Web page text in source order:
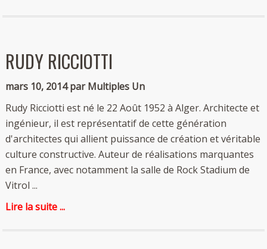
RUDY RICCIOTTI
mars 10, 2014 par Multiples Un
Rudy Ricciotti est né le 22 Août 1952 à Alger. Architecte et
ingénieur, il est représentatif de cette génération
d'architectes qui allient puissance de création et véritable
culture constructive. Auteur de réalisations marquantes
en France, avec notamment la salle de Rock Stadium de
Vitrol ...
Lire la suite ...